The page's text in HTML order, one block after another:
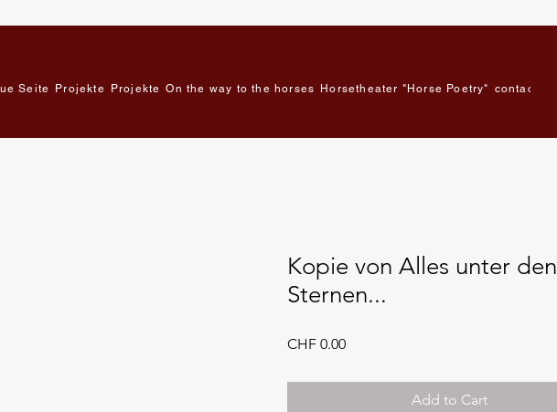
Seite Projekte Projekte On the way to the horses Horsetheater "Horse Poetry" contact
Kopie von Alles unter den
Sternen...
CHF 0.00Price
Add to Cart